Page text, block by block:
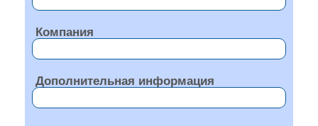
Компания
Дополнительная информация